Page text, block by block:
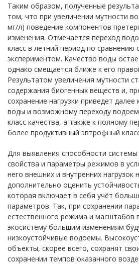
Таким образом, полученные
том, что при увеличении мутности
мг/л) поведение компонентов
изменения. Отмечается переход
класс в летний период по сравнению
экспериментом. Качество воды
однако смещается ближе к его
Результатом увеличения мутности
содержания биогенных веществ и,
сохранение нагрузки приведет
воды и возможному переходу
класс качества, а также к полному
более продуктивный эвтрофный
Для выявления способности системы
свойства и параметры режимов в
него внешних и внутренних нагрузок
дополнительно оценить
которая включает в себя учёт
параметров. Так, при сохранении
естественного режима и масштабов
экосистему большим изменениям
низкоустойчивые водоемы.
объекты, скорее всего, сохранят
сохранении темпов оказанного